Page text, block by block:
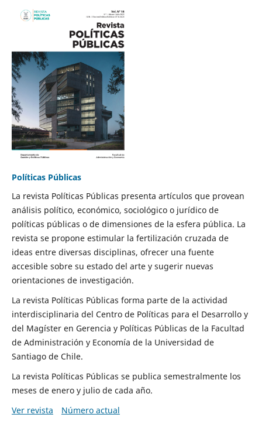
Políticas Públicas
La revista Políticas Públicas presenta artículos que provean
análisis político, económico, sociológico o jurídico de
políticas públicas o de dimensiones de la esfera pública. La
revista se propone estimular la fertilización cruzada de
ideas entre diversas disciplinas, ofrecer una fuente
accesible sobre su estado del arte y sugerir nuevas
orientaciones de investigación.
La revista Políticas Públicas forma parte de la actividad
interdisciplinaria del Centro de Políticas para el Desarrollo y
del Magíster en Gerencia y Políticas Públicas de la Facultad
de Administración y Economía de la Universidad de
Santiago de Chile.
La revista Políticas Públicas se publica semestralmente los
meses de enero y julio de cada año.
Ver revista
Número actual